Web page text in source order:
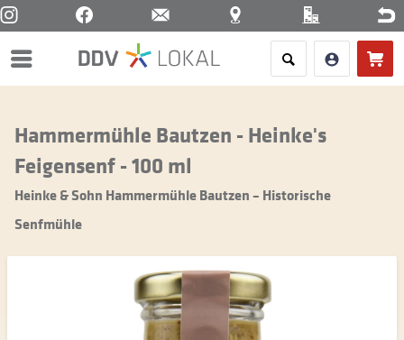
Menü
Hammermühle Bautzen - Heinke's
Feigensenf - 100 ml
Heinke & Sohn Hammermühle Bautzen – Historische
Senfmühle